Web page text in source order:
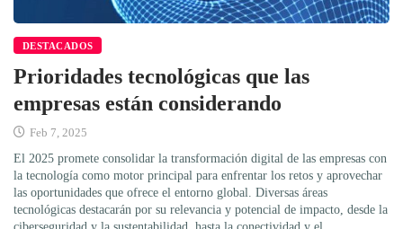
DESTACADOS
Prioridades tecnológicas que las
empresas están considerando
Feb 7, 2025
El 2025 promete consolidar la transformación digital de las empresas con
la tecnología como motor principal para enfrentar los retos y aprovechar
las oportunidades que ofrece el entorno global. Diversas áreas
tecnológicas destacarán por su relevancia y potencial de impacto, desde la